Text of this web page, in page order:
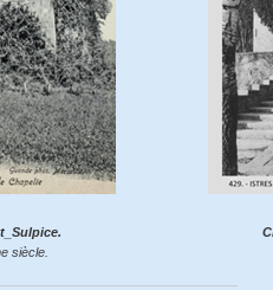
siècle.